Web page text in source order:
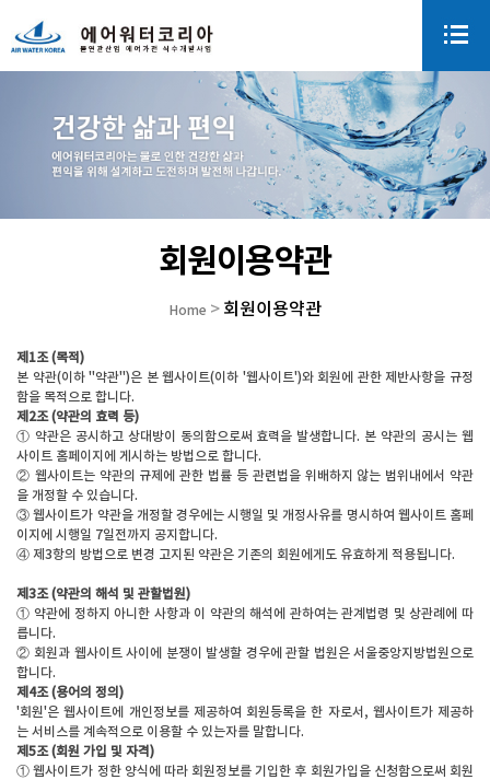
회원이용약관
Home > 회원이용약관
제1조 (목적)
본 약관(이하 "약관")은 본 웹사이트(이하 '웹사이트')와 회원에 관한 제반사항을 규정
함을 목적으로 합니다.
제2조 (약관의 효력 등)
① 약관은 공시하고 상대방이 동의함으로써 효력을 발생합니다. 본 약관의 공시는 웹
사이트 홈페이지에 게시하는 방법으로 합니다.
② 웹사이트는 약관의 규제에 관한 법률 등 관련법을 위배하지 않는 범위내에서 약관
을 개정할 수 있습니다.
③ 웹사이트가 약관을 개정할 경우에는 시행일 및 개정사유를 명시하여 웹사이트 홈페
이지에 시행일 7일전까지 공지합니다.
④ 제3항의 방법으로 변경 고지된 약관은 기존의 회원에게도 유효하게 적용됩니다.
제3조 (약관의 해석 및 관할법원)
① 약관에 정하지 아니한 사항과 이 약관의 해석에 관하여는 관계법령 및 상관례에 따
릅니다.
② 회원과 웹사이트 사이에 분쟁이 발생할 경우에 관할 법원은 서울중앙지방법원으로
합니다.
제4조 (용어의 정의)
'회원'은 웹사이트에 개인정보를 제공하여 회원등록을 한 자로서, 웹사이트가 제공하
는 서비스를 계속적으로 이용할 수 있는자를 말합니다.
제5조 (회원 가입 및 자격)
① 웹사이트가 정한 양식에 따라 회원정보를 기입한 후 회원가입을 신청함으로써 회원